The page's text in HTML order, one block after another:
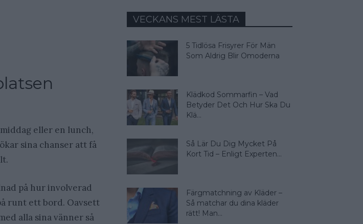
eller en lunch,
sina chanser att få
på hur involverad
runt ett bord. Oavsett
alla sina vänner så
VECKANS MEST LÄSTA
5 Tidlösa Frisyrer För Män
Som Aldrig Blir Omoderna
Klädkod Sommarfin – Vad
Betyder Det Och Hur Ska Du
Klä...
Så Lär Du Dig Mycket På
Kort Tid – Enligt Experten...
Färgmatchning av Kläder –
Så matchar du dina kläder
rätt! Man...